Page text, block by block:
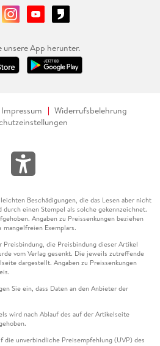
unsere App herunter.
Impressum
Widerrufsbelehrung
Beschädigungen, die das Lesen aber nicht
durch einen Stempel als solche gekennzeichnet.
Angaben zu Preissenkungen beziehen
Exemplars.
die Preisbindung dieser Artikel
vom Verlag gesenkt. Die jeweils zutreffende
dargestellt. Angaben zu Preissenkungen
Sie ein, dass Daten an den Anbieter der
wird nach Ablauf des auf der Artikelseite
die unverbindliche Preisempfehlung (UVP) des